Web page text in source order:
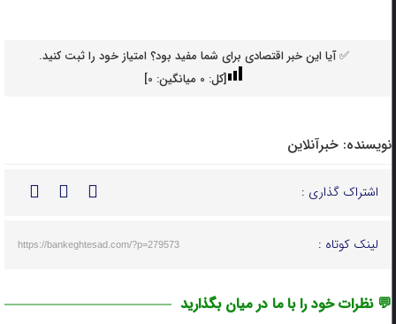
✅ آیا این خبر اقتصادی برای شما مفید بود؟ امتیاز خود را ثبت کنید.
[کل: 0میانگین: 0
]
نویسنده: خبرآنلاین
اشتراک گذاری :
لینک کوتاه : https://bankeghtesad.com/?p=279573
💬 نظرات خود را با ما در میان بگذارید